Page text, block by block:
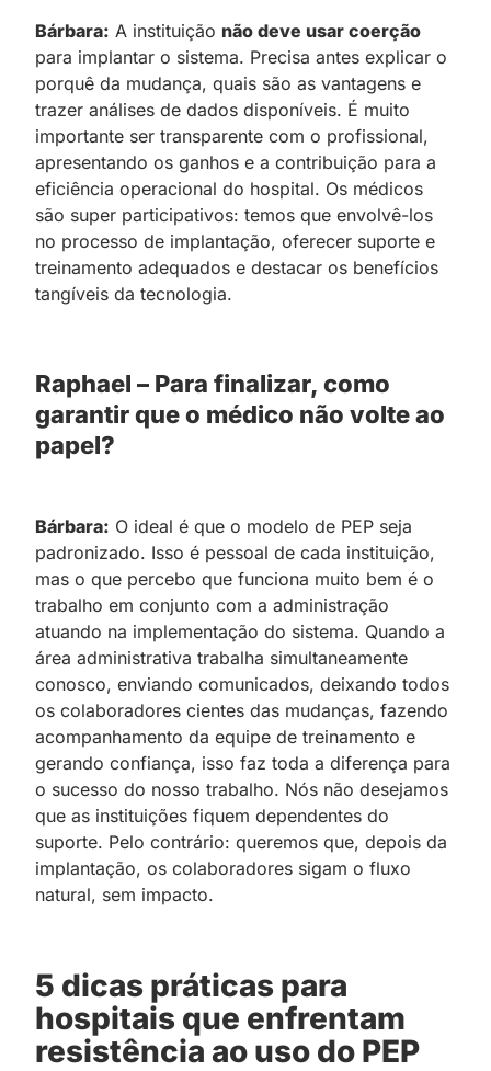
Bárbara: A instituição não deve usar coerção
para implantar o sistema. Precisa antes explicar o
porquê da mudança, quais são as vantagens e
trazer análises de dados disponíveis. É muito
importante ser transparente com o profissional,
apresentando os ganhos e a contribuição para a
eficiência operacional do hospital. Os médicos
são super participativos: temos que envolvê-los
no processo de implantação, oferecer suporte e
treinamento adequados e destacar os benefícios
tangíveis da tecnologia.
Raphael – Para finalizar, como
garantir que o médico não volte ao
papel?
Bárbara: O ideal é que o modelo de PEP seja
padronizado. Isso é pessoal de cada instituição,
mas o que percebo que funciona muito bem é o
trabalho em conjunto com a administração
atuando na implementação do sistema. Quando a
área administrativa trabalha simultaneamente
conosco, enviando comunicados, deixando todos
os colaboradores cientes das mudanças, fazendo
acompanhamento da equipe de treinamento e
gerando confiança, isso faz toda a diferença para
o sucesso do nosso trabalho. Nós não desejamos
que as instituições fiquem dependentes do
suporte. Pelo contrário: queremos que, depois da
implantação, os colaboradores sigam o fluxo
natural, sem impacto.
5 dicas práticas para
hospitais que enfrentam
resistência ao uso do PEP